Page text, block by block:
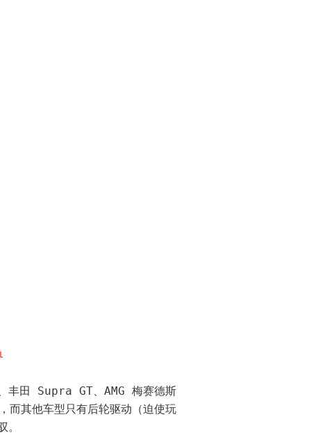
丰田 Supra GT、AMG 梅赛德斯
其他车型只有后轮驱动（迫使玩